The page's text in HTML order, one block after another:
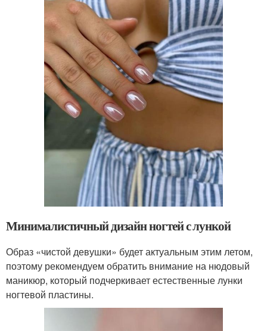
Минималистичный дизайн ногтей с лункой
Образ «чистой девушки» будет актуальным этим летом,
поэтому рекомендуем обратить внимание на нюдовый
маникюр, который подчеркивает естественные лунки
ногтевой пластины.